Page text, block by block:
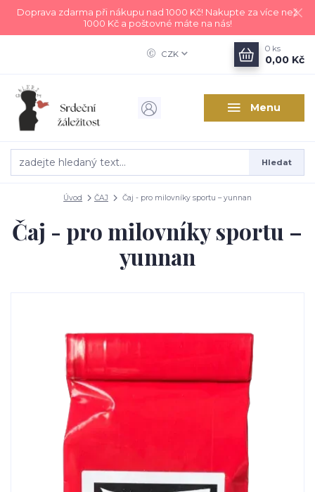
Doprava zdarma při nákupu nad 1000 Kč! Nakupte za více než
1000 Kč a poštovné máte na nás!
Menu
CZK
Hledat
0 ks
0,00 Kč
Úvod ČAJ Čaj - pro milovníky sportu – yunnan
Čaj - pro milovníky sportu –
yunnan